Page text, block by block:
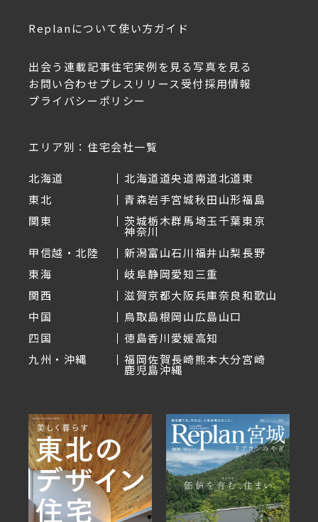
Replanについて使い方ガイド
出会う 連載記事住宅実例を見る写真を見る
お問い合わせ プレスリリース受付採用情報
プライバシーポリシー
エリア別：住宅会社一覧
北海道 北海道道央道南道北道東
東北
青森岩手宮城秋田山形福島
関東
茨城栃木群馬埼玉千葉東京
神奈川
甲信越・北陸
新潟富山石川福井山梨長野
東海
岐阜静岡愛知三重
関西
滋賀京都大阪兵庫奈良和歌山
中国
鳥取島根岡山広島山口
四国
徳島香川愛媛高知
九州・沖縄
福岡佐賀長崎熊本大分宮崎
鹿児島沖縄